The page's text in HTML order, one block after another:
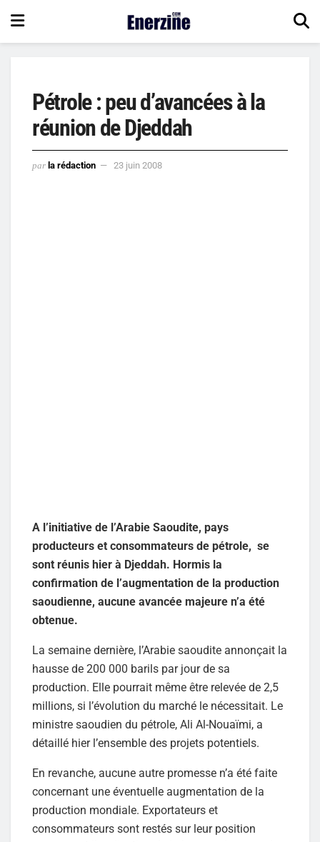
Pétrole : peu d’avancées à la
réunion de Djeddah
par la rédaction 23 juin 2008
A l’initiative de l’Arabie Saoudite, pays
producteurs et consommateurs de pétrole, se
sont réunis hier à Djeddah. Hormis la
confirmation de l’augmentation de la production
saoudienne, aucune avancée majeure n’a été
obtenue.
La semaine dernière, l’Arabie saoudite annonçait la
hausse de 200 000 barils par jour de sa
production. Elle pourrait même être relevée de 2,5
millions, si l’évolution du marché le nécessitait. Le
ministre saoudien du pétrole, Ali Al-Nouaïmi, a
détaillé hier l’ensemble des projets potentiels.
En revanche, aucune autre promesse n’a été faite
concernant une éventuelle augmentation de la
production mondiale. Exportateurs et
consommateurs sont restés sur leur position